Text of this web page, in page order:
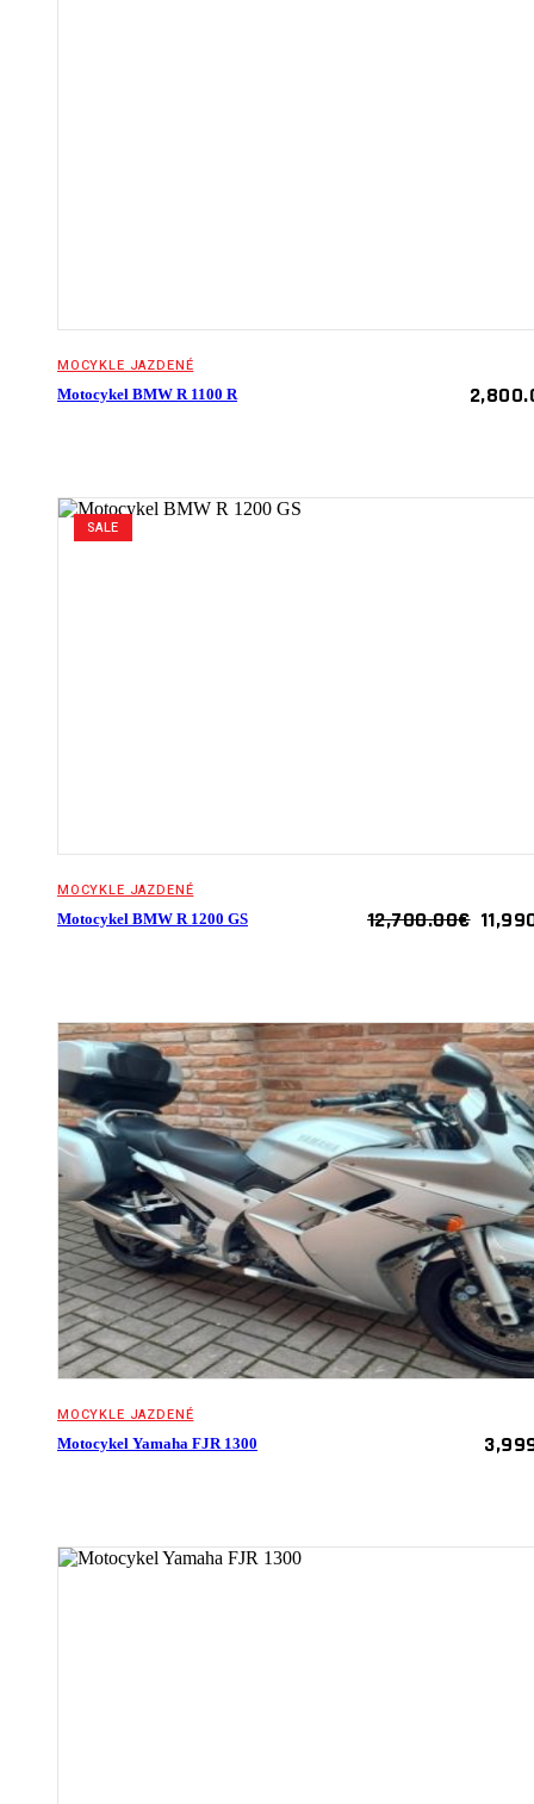
MOCYKLE JAZDENÉ
Motocykel BMW R 1100 R
SALE
MOCYKLE JAZDENÉ
Motocykel BMW R 1200 GS 12,700.00€
MOCYKLE JAZDENÉ
Motocykel Yamaha FJR 1300